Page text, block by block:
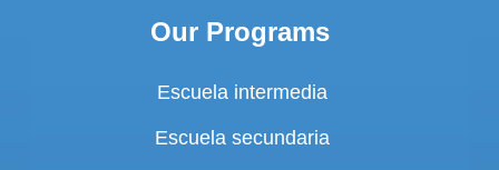
Our Programs
Escuela intermedia
Escuela secundaria